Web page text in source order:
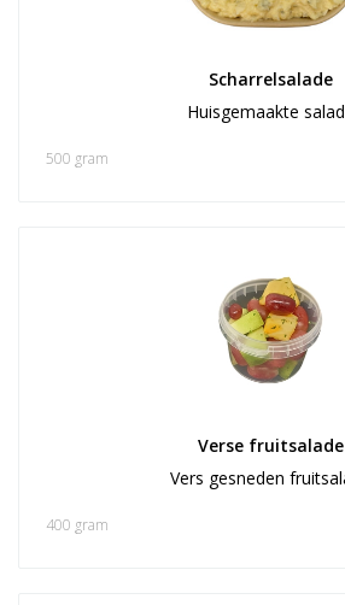
Scharrelsalade
Huisgemaakte
500 gram
Verse fruitsalade
Vers gesneden
400 gram